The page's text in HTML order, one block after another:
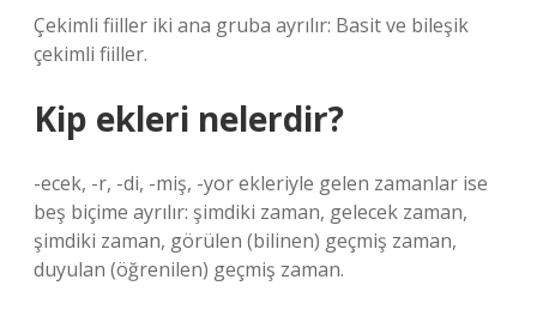
Çekimli fiiller iki ana gruba ayrılır: Basit ve bileşik
çekimli fiiller.
Kip ekleri nelerdir?
-ecek, -r, -di, -miş, -yor ekleriyle gelen zamanlar ise
beş biçime ayrılır: şimdiki zaman, gelecek zaman,
şimdiki zaman, görülen (bilinen) geçmiş zaman,
duyulan (öğrenilen) geçmiş zaman.